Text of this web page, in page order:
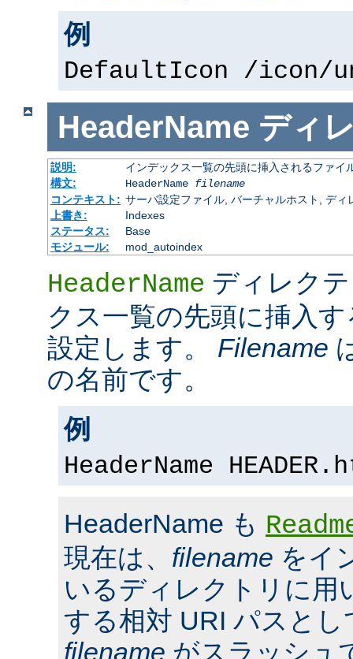
例
DefaultIcon /icon/
HeaderName ディ
説明:
インデックス一覧の先頭に挿入されるファイ
構文:
HeaderName filename
コンテキスト: サーバ設定ファイル, バーチャルホスト, ディ
上書き:
Indexes
ステータス:
Base
モジュール:
mod_autoindex
HeaderName ディレク
クス一覧の先頭に挿入
設定します。 Filename
の名前です。
例
HeaderName
HeaderName も
現在は、 filename をイ
いるディレクトリに用
する相対 URI パスと
filename がスラッシュ